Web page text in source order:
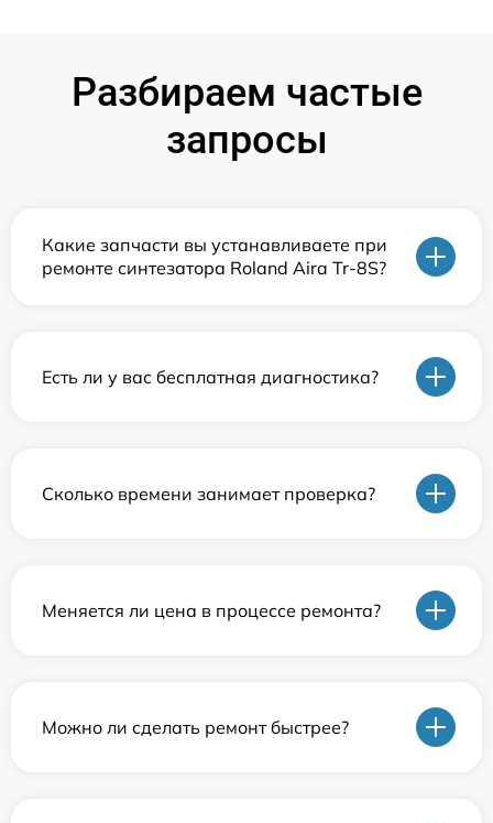
Разбираем частые
запросы
Какие запчасти вы устанавливаете при
ремонте синтезатора Roland Aira Tr-8S?
Есть ли у вас бесплатная диагностика?
Сколько времени занимает проверка?
Меняется ли цена в процессе ремонта?
Можно ли сделать ремонт быстрее?